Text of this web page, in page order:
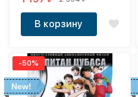
В корзину
New!
-50%